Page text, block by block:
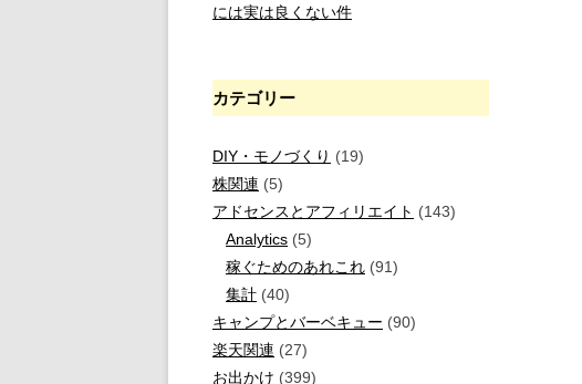
には実は良くない件
カテゴリー
DIY・モノづくり (19)
株関連 (5)
アドセンスとアフィリエイト (143)
Analytics (5)
稼ぐためのあれこれ (91)
集計 (40)
キャンプとバーベキュー (90)
楽天関連 (27)
お出かけ (399)